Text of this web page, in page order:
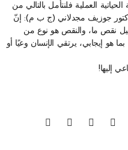
العملية فلنتأمل بالتالي من
وعيك صفحة 53 بقلم الدكتور جوزيف مجدلاني (ج ب م): إنّ
نقص ما، والنقص هو نوع من
بما هو إيجابي، يرتقي الإنسان وعيًا أو
إليها!